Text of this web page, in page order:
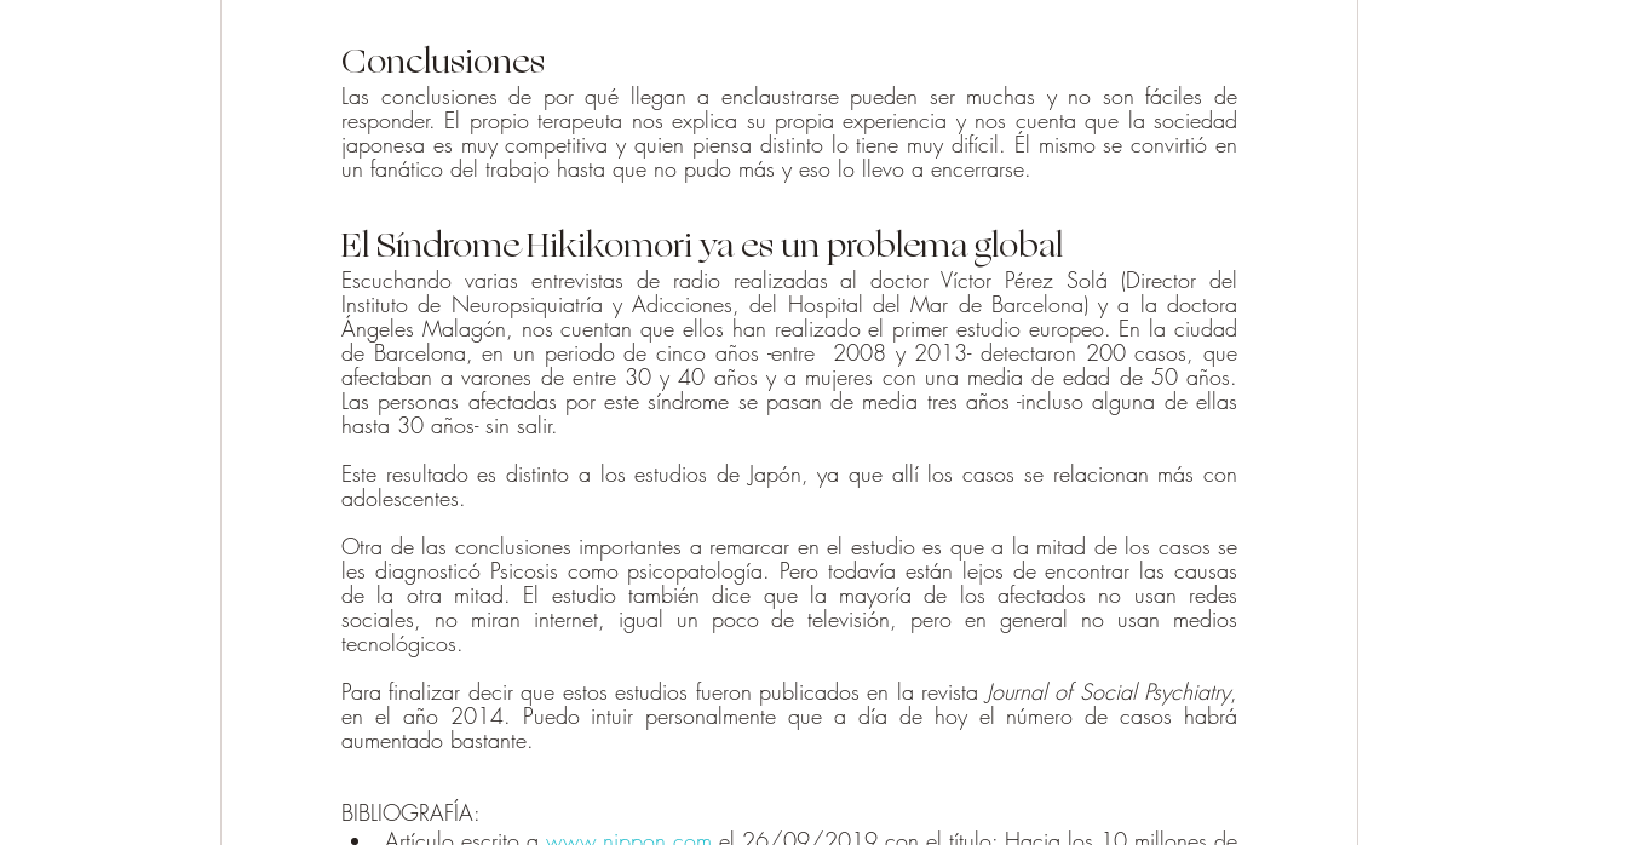
Conclusiones
Las conclusiones de por qué llegan a enclaustrarse pueden ser muchas y no son fáciles de
responder. El propio terapeuta nos explica su propia experiencia y nos cuenta que la sociedad
japonesa es muy competitiva y quien piensa distinto lo tiene muy difícil. Él mismo se convirtió en
un fanático del trabajo hasta que no pudo más y eso lo llevo a encerrarse.
El Síndrome Hikikomori ya es un problema global
Escuchando varias entrevistas de radio realizadas al doctor Víctor Pérez Solá (Director del
Instituto de Neuropsiquiatría y Adicciones, del Hospital del Mar de Barcelona) y a la doctora
Ángeles Malagón, nos cuentan que ellos han realizado el primer estudio europeo. En la ciudad
de Barcelona, en un periodo de cinco años -entre  2008 y 2013- detectaron 200 casos, que
afectaban a varones de entre 30 y 40 años y a mujeres con una media de edad de 50 años.
Las personas afectadas por este síndrome se pasan de media tres años -incluso alguna de ellas
hasta 30 años- sin salir.
Este resultado es distinto a los estudios de Japón, ya que allí los casos se relacionan más con
adolescentes.
Otra de las conclusiones importantes a remarcar en el estudio es que a la mitad de los casos se
les diagnosticó Psicosis como psicopatología. Pero todavía están lejos de encontrar las causas
de la otra mitad. El estudio también dice que la mayoría de los afectados no usan redes
sociales, no miran internet, igual un poco de televisión, pero en general no usan medios
tecnológicos.
Para finalizar decir que estos estudios fueron publicados en la revista Journal of Social Psychiatry,
en el año 2014. Puedo intuir personalmente que a día de hoy el número de casos habrá
aumentado bastante.
BIBLIOGRAFÍA: